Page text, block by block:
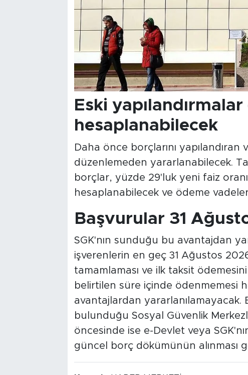
Eski
hesaplanabilecek
Daha önce borçlarını
düzenlemeden yararlanabilecek.
borçlar, yüzde 29'luk yeni faiz
hesaplanabilecek ve ödeme
Başvurular 31
SGK'nın sunduğu bu avantajdan
işverenlerin en geç 31 Ağustos
tamamlaması ve ilk taksit
belirtilen süre içinde ödenmemesi
avantajlardan yararlanılamayacak.
bulunduğu Sosyal Güvenlik
öncesinde ise e-Devlet veya
güncel borç dökümünün alınması